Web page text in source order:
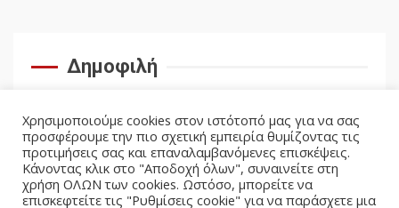
Δημοφιλή
Χρησιμοποιούμε cookies στον ιστότοπό μας για να σας
προσφέρουμε την πιο σχετική εμπειρία θυμίζοντας τις
προτιμήσεις σας και επαναλαμβανόμενες επισκέψεις.
Κάνοντας κλικ στο "Αποδοχή όλων", συναινείτε στη
χρήση ΟΛΩΝ των cookies. Ωστόσο, μπορείτε να
επισκεφτείτε τις "Ρυθμίσεις cookie" για να παράσχετε μια